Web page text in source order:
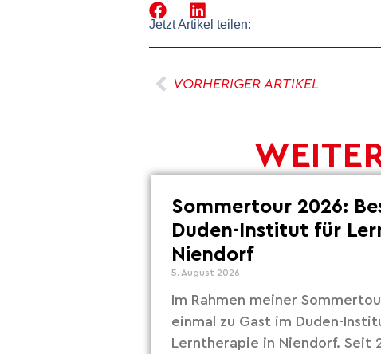
Jetzt Artikel teilen:
VORHERIGER ARTIKEL
Sommertour 2026:
Duden-Institut für
Niendorf
5. August 2026
Im Rahmen meiner
einmal zu Gast im Duden-
Lerntherapie in Niendorf. Seit